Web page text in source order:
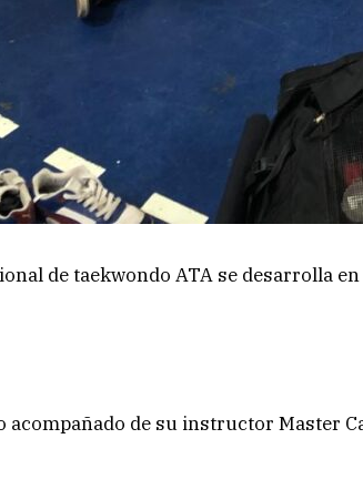
de taekwondo ATA se desarrolla
acompañado de su instructor Master